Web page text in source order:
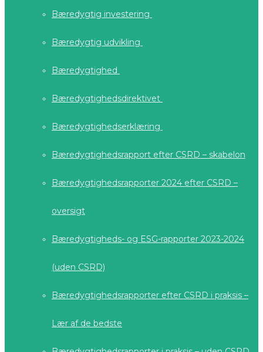
Bæredygtig investering
Bæredygtig udvikling
Bæredygtighed
Bæredygtighedsdirektivet
Bæredygtighedserklæring
Bæredygtighedsrapport efter CSRD – skabelon
Bæredygtighedsrapporter 2024 efter CSRD –
oversigt
Bæredygtigheds- og ESG-rapporter 2023-2024
(uden CSRD)
Bæredygtighedsrapporter efter CSRD i praksis –
Lær af de bedste